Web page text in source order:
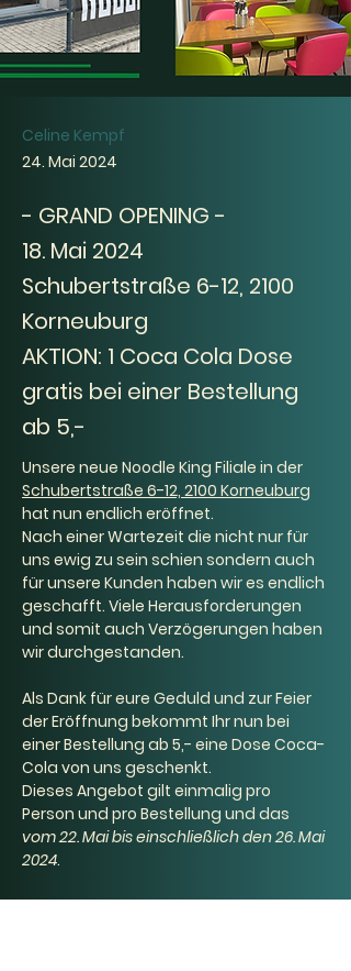
Celine Kempf
24. Mai 2024
- GRAND OPENING -
18. Mai 2024
Schubertstraße 6-12, 2100
Korneuburg
AKTION: 1 Coca Cola Dose
gratis bei einer Bestellung
ab 5,-
Unsere neue Noodle King Filiale in der
Schubertstraße 6-12, 2100 Korneuburg
hat nun endlich eröffnet.
Nach einer Wartezeit die nicht nur für
uns ewig zu sein schien sondern auch
für unsere Kunden haben wir es endlich
geschafft. Viele Herausforderungen
und somit auch Verzögerungen haben
wir durchgestanden.
Als Dank für eure Geduld und zur Feier
der Eröffnung bekommt Ihr nun bei
einer Bestellung ab 5,- eine Dose Coca-
Cola von uns geschenkt.
Dieses Angebot gilt einmalig pro
Person und pro Bestellung und das
vom 22. Mai bis einschließlich den 26. Mai
2024.
Feiert jetzt mit uns die lang ersehnte